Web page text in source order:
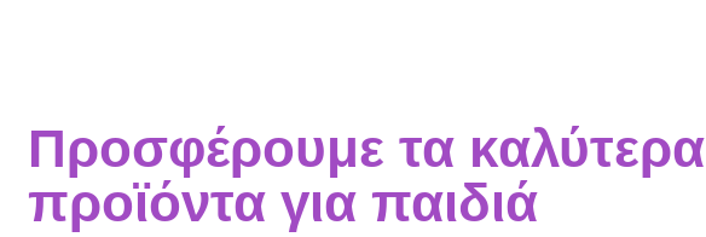
Προσφέρουμε τα καλύτερα
προϊόντα για παιδιά